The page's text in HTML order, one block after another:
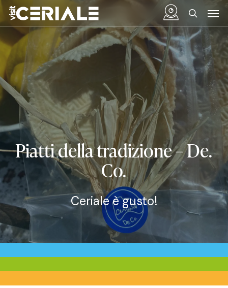
Vai
contenuto
principale
Piatti della tradizione – De.
Co.
Ceriale è gusto!